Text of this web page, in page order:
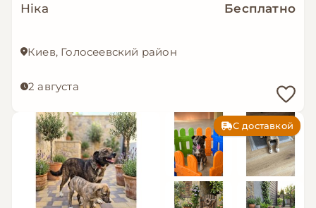
Ніка Бесплатно
Киев, Голосеевский район
2 августа
С доставкой